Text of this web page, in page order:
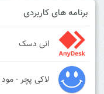
برنامه های کاربردی
انی دسک
لاکی پچر -